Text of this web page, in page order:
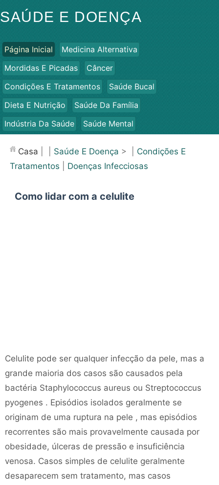
SAÚDE E DOENÇA
Página Inicial
Medicina Alternativa
Mordidas E Picadas
Câncer
Condições E Tratamentos
Saúde Bucal
Dieta E Nutrição
Saúde Da Família
Indústria Da Saúde
Saúde Mental
Saúde
Casa Saúde E Doença > | Condições E
Tratamentos
Doenças Infecciosas
Como lidar com a celulite
Celulite pode ser qualquer infecção da pele, mas a
grande maioria dos casos são causados ​​pela
bactéria Staphylococcus aureus ou Streptococcus
pyogenes . Episódios isolados geralmente se
originam de uma ruptura na pele , mas episódios
recorrentes são mais provavelmente causada por
obesidade, úlceras de pressão e insuficiência
venosa. Casos simples de celulite geralmente
desaparecem sem tratamento, mas casos